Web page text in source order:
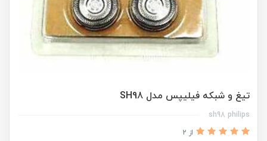
تیغ و شبکه فیلیپس مدل SH98
sh98 philips
از 2